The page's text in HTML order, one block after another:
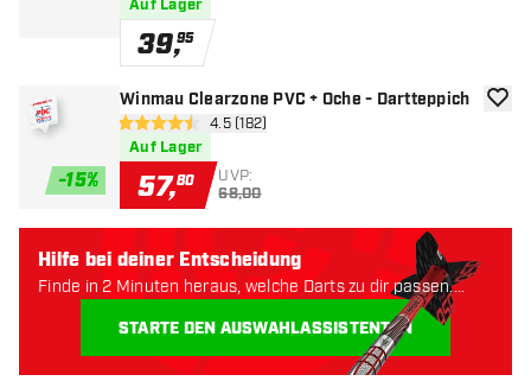
Auf Lager
39,95
-15%
Winmau Clearzone PVC + Oche - Dartteppich
Bewertungsbereich öffnen
4.5 Bewertungssterne
4.5 (182)
Auf Lager
57,80 UVP:
68,00
Zur
Hilfe bei deiner Entscheidung
Finde in 2 Minuten heraus, welche Darts zu dir passen.
STARTE DEN AUSWAHLASSISTENTEN